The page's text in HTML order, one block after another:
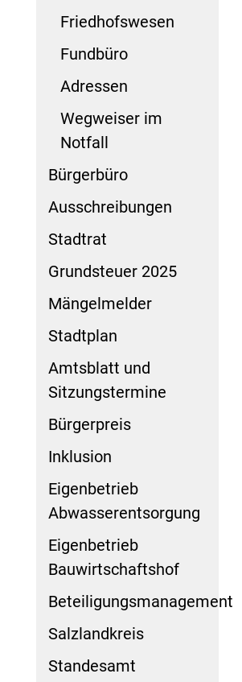
Friedhofswesen
Fundbüro
Adressen
Wegweiser im
Notfall
Bürgerbüro
Ausschreibungen
Stadtrat
Grundsteuer 2025
Mängelmelder
Stadtplan
Amtsblatt und
Sitzungstermine
Bürgerpreis
Inklusion
Eigenbetrieb
Abwasserentsorgung
Eigenbetrieb
Bauwirtschaftshof
Beteiligungsmanagement
Salzlandkreis
Standesamt